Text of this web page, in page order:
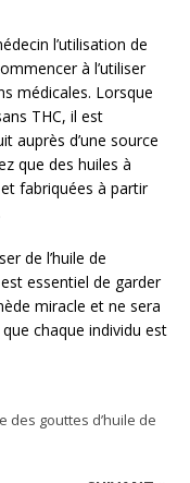
l’utilisation de
à l’utiliser
médicales. Lorsque
THC, il est
auprès d’une source
que des huiles à
fabriquées à partir
de l’huile de
essentiel de garder
miracle et ne sera
chaque individu est
des gouttes d’huile de